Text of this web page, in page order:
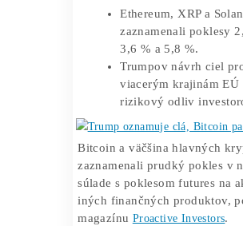
19/01/2026 Marek Jendrál
Bitcoin klesol o
989 dolárov po
maxime 98 000
Ethereum, XRP a
zaznamenali
3,6 % a 5,8 %.
Trumpov návrh
viacerým